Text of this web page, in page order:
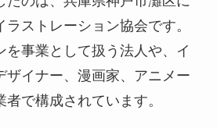
ストレーション協会です。
を事業として扱う法人や、イ
ザイナー、漫画家、アニメー
で構成されています。